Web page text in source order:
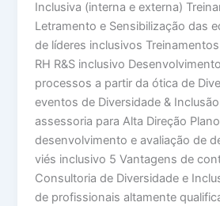
Inclusiva (interna e externa)
Letramento e Sensibilização das
de líderes inclusivos
RH R&S inclusivo
processos a partir da ótica de
eventos de Diversidade &
assessoria para Alta Direção
desenvolvimento e avaliação de
viés inclusivo 5 Vantagens de
Consultoria de Diversidade e
de profissionais altamente